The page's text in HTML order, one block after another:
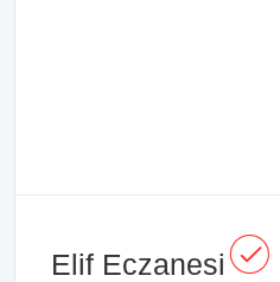
Elif Eczanesi